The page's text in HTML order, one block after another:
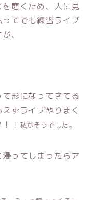
磨くため、人に見
てでも練習ライブ
、
形になってきてる
ずライブやりまく
！ 私がそうでした。
ってしまったらア